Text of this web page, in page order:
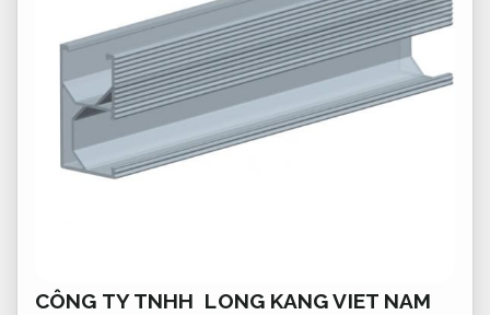
CÔNG TY TNHH LONG KANG VIET NAM